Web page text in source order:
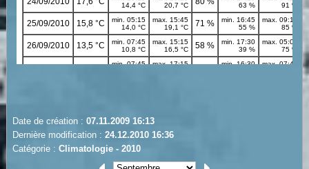
Date de création : 07.11.2009 16:13
Dernière modification : 24.12.2010 16:36
Catégorie : Climatologie - 2010